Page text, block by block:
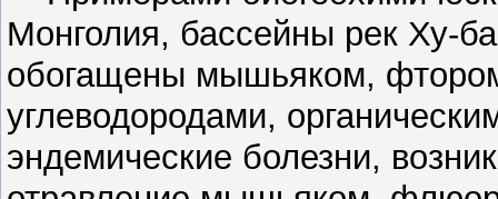
Монголия, бассейны рек Ху-
обогащены мышьяком,
углеводородами,
эндемические болезни,